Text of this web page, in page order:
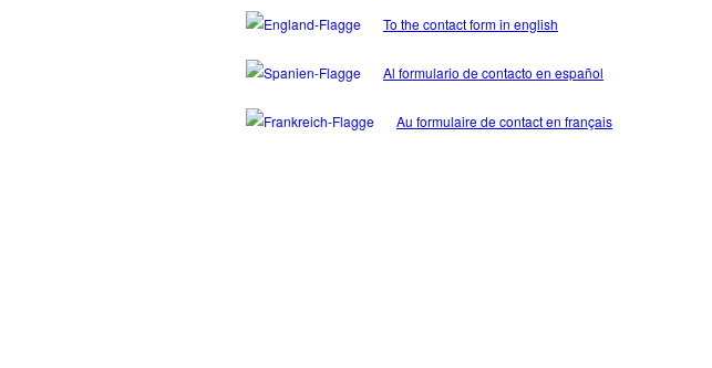
To the contact form in english
Al formulario de contacto en español
Au formulaire de contact en français